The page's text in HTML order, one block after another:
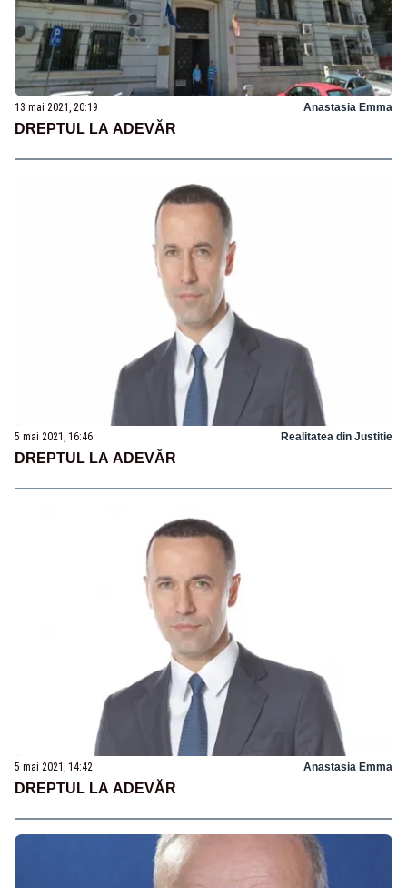
13 mai 2021, 20:19 Anastasia Emma
DREPTUL LA ADEVĂR
5 mai 2021, 16:46 Realitatea din Justitie
DREPTUL LA ADEVĂR
5 mai 2021, 14:42 Anastasia Emma
DREPTUL LA ADEVĂR